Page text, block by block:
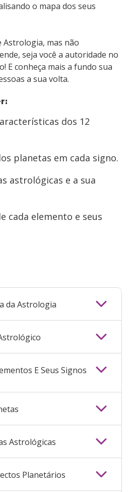
o mapa dos seus
mas não
seja você a autoridade no
E conheça mais a fundo sua
a sua volta.
dos 12
planetas em cada signo.
astrológicas e a sua
cada elemento e seus
da Astrologia
E Seus Signos
Astrológicas
Planetários